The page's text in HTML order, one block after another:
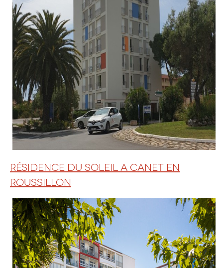
RÉSIDENCE DU SOLEIL A CANET EN
ROUSSILLON